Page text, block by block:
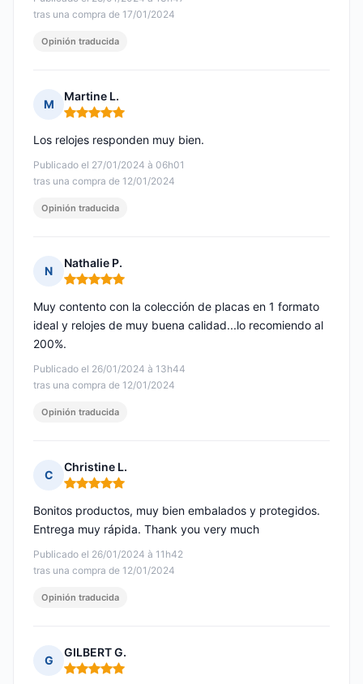
tras una compra de 17/01/2024
Opinión traducida
M
Martine L.
Nota: 5 de 5
Publicado el 27/01/2024 à 06h01
tras una compra de 12/01/2024
Los relojes responden muy bien.
Opinión traducida
N
Nathalie P.
Nota: 5 de 5
Publicado el 26/01/2024 à 13h44
tras una compra de 12/01/2024
Muy contento con la colección de placas en 1 formato
ideal y relojes de muy buena calidad...lo recomiendo al
200%.
Opinión traducida
C
Christine L.
Nota: 5 de 5
Publicado el 26/01/2024 à 11h42
tras una compra de 12/01/2024
Bonitos productos, muy bien embalados y protegidos.
Entrega muy rápida. Thank you very much
Opinión traducida
G
GILBERT G.
Nota: 5 de 5